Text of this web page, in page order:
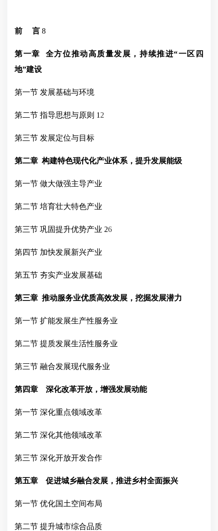
前 言 8
第一章 全方位推动高质量发展，持续推进“一区四
地”建设
第一节 发展基础与环境
第二节 指导思想与原则 1 2
第三节 发展定位与目标
第二章 构建特色现代化产业体系，提升发展能级
第一节 做大做强主导产业
第二节 培育壮大特色产业
第三节 巩固提升优势产业 26
第四节 加快发展新兴产业
第五节 夯实产业发展基础
第三章 推动服务业优质高效发展，挖掘发展潜力
第一节 扩能发展生产性服务业
第二节 提质发展生活性服务业
第三节 融合发展现代服务业
第四章 深化改革开放，增强发展动能
第一节 深化重点领域改革
第二节 深化其他领域改革
第三节 深化开放开发合作
第五章 促进城乡融合发展，推进乡村全面振兴
第一节 优化国土空间布局
第二节 提升城市综合品质